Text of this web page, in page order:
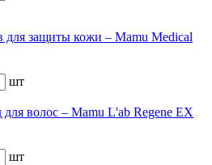
для защиты кожи – Mamu Medical
шт
волос – Mamu L'ab Regene EX
шт